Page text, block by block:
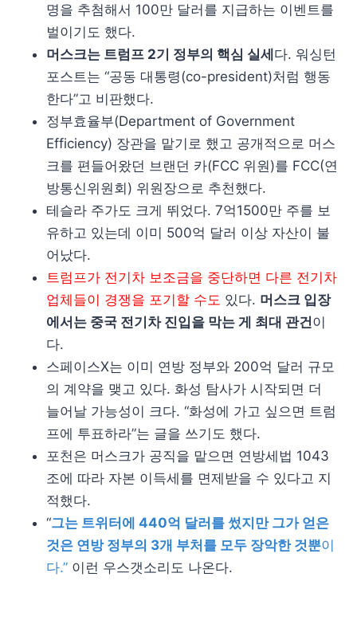
명을 추첨해서 100만 달러를 지급하는 이벤트를
벌이기도 했다.
머스크는 트럼프 2기 정부의 핵심 실세다. 워싱턴
포스트는 “공동 대통령(co-president)처럼 행동
한다”고 비판했다.
정부효율부(Department of Government
Efficiency) 장관을 맡기로 했고 공개적으로 머스
크를 편들어왔던 브랜던 카(FCC 위원)를 FCC(연
방통신위원회) 위원장으로 추천했다.
테슬라 주가도 크게 뛰었다. 7억1500만 주를 보
유하고 있는데 이미 500억 달러 이상 자산이 불
어났다.
트럼프가 전기차 보조금을 중단하면 다른 전기차
업체들이 경쟁을 포기할 수도 있다. 머스크 입장
에서는 중국 전기차 진입을 막는 게 최대 관건이
다.
스페이스X는 이미 연방 정부와 200억 달러 규모
의 계약을 맺고 있다. 화성 탐사가 시작되면 더
늘어날 가능성이 크다. “화성에 가고 싶으면 트럼
프에 투표하라”는 글을 쓰기도 했다.
포천은 머스크가 공직을 맡으면 연방세법 1043
조에 따라 자본 이득세를 면제받을 수 있다고 지
적했다.
“그는 트위터에 440억 달러를 썼지만 그가 얻은
것은 연방 정부의 3개 부처를 모두 장악한 것뿐이
다.” 이런 우스갯소리도 나온다.